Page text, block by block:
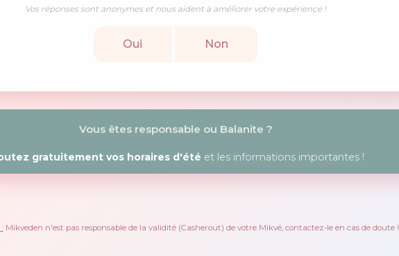
Vos réponses sont anonymes et nous aident à améliorer votre expérience !
Oui Non
Vous êtes responsable ou Balanite ?
gratuitement vos horaires d'été et les informations importantes !
Mikveden n'est pas responsable de la validité (Casherout) de votre Mikvé, contactez-le en cas de doute !